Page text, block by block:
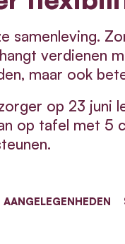
samenleving.
verdienen
maar ook
op 23 juni
op tafel met 5